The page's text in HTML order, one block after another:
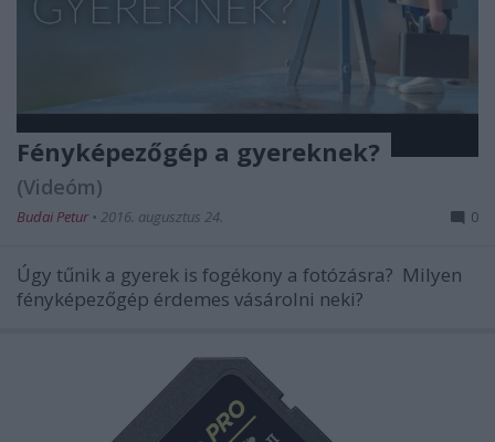
Fényképezőgép a gyereknek?
(Videóm)
Budai Petur • 2016. augusztus 24. 0
Úgy tűnik a gyerek is fogékony a fotózásra? Milyen
fényképezőgép érdemes vásárolni neki?